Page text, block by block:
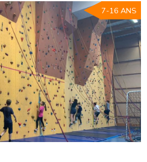
7-16 ANS